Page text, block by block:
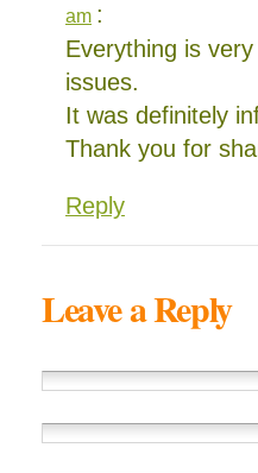
am :
Everything is
issues.
It was definitely
Thank you for
Reply
Leave a Reply